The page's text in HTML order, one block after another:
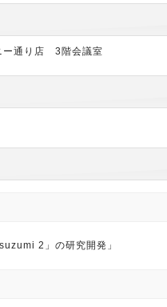
ー通り店 3階会議室
2」の研究開発」